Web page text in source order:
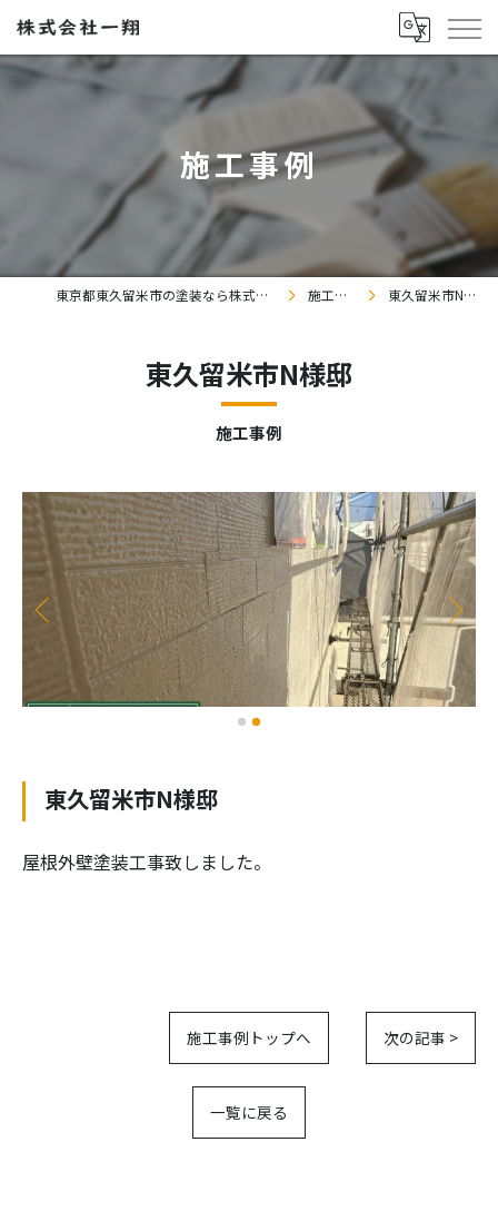
施工事例
東京都東久留米市の塗装なら株式会社一翔 施工事例 東久留米市N様邸
施工事例
東久留米市N様邸
東久留米市N様邸
屋根外壁塗装工事致しました。
施工事例トップへ 次の記事 >
一覧に戻る